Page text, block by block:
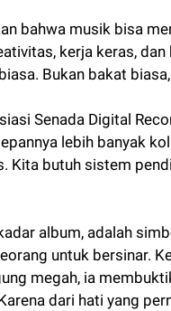
bahwa musik bisa
kerja keras,
Bukan bakat
Senada Digital
lebih banyak
Kita butuh sistem
album, adalah
untuk bersinar.
megah, ia
dari hati yang